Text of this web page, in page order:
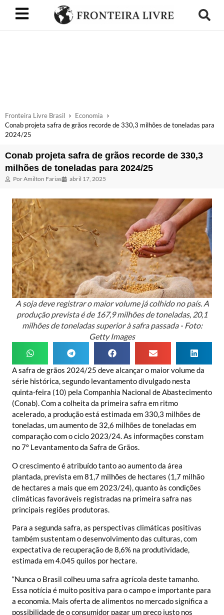
Fronteira Livre Brasil
Economia
Conab projeta safra de grãos recorde de 330,3 milhões de toneladas para
2024/25
Conab projeta safra de grãos recorde de 330,3
milhões de toneladas para 2024/25
PorAmilton Farias abril 17, 2025
A soja deve registrar o maior volume já colhido no país. A
produção prevista é de 167,9 milhões de toneladas, 20,1
milhões de toneladas superior à safra passada - Foto:
Getty Images
A safra de grãos 2024/25 deve alcançar o maior volume da
série histórica, segundo levantamento divulgado nesta
quinta-feira (10) pela Companhia Nacional de Abastecimento
(Conab). Com a colheita da primeira safra em ritmo
acelerado, a produção está estimada em 330,3 milhões de
toneladas, um aumento de 32,6 milhões de toneladas em
comparação com o ciclo 2023/24. As informações constam
no 7º Levantamento da Safra de Grãos.
O crescimento é atribuído tanto ao aumento da área
plantada, prevista em 81,7 milhões de hectares (1,7 milhão
de hectares a mais que em 2023/24), quanto às condições
climáticas favoráveis registradas na primeira safra nas
principais regiões produtoras.
Para a segunda safra, as perspectivas climáticas positivas
também sustentam o desenvolvimento das culturas, com
expectativa de recuperação de 8,6% na produtividade,
estimada em 4.045 quilos por hectare.
“Nunca o Brasil colheu uma safra agrícola deste tamanho.
Essa notícia é muito positiva para o campo e importante para
a economia. Mais oferta de alimentos no mercado significa a
possibilidade de o consumidor pagar um preço justo nos